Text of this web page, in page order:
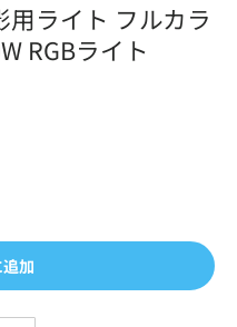
用ライト フルカラ
RGBライト
加